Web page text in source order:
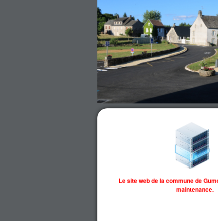
Le site web de la commune de
maintenance.